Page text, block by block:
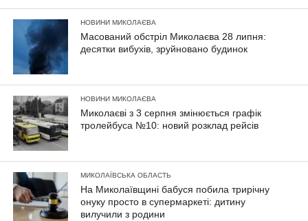
НОВИНИ МИКОЛАЄВА
Масований обстріл Миколаєва 28 липня:
десятки вибухів, зруйновано будинок
НОВИНИ МИКОЛАЄВА
Миколаєві з 3 серпня змінюється графік
тролейбуса №10: новий розклад рейсів
МИКОЛАЇВСЬКА ОБЛАСТЬ
На Миколаївщині бабуся побила трирічну
онуку просто в супермаркеті: дитину
вилучили з родини